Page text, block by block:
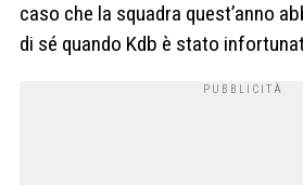
caso che la squadra quest’anno
di sé quando Kdb è stato